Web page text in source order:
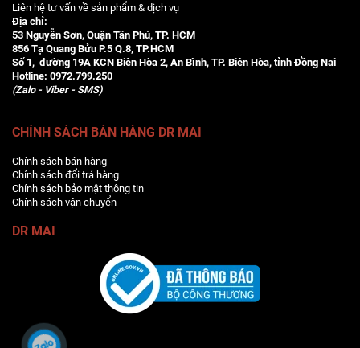
Liên hệ tư vấn về sản phẩm & dịch vụ
Địa chỉ:
53 Nguyễn Sơn, Quận Tân Phú, TP. HCM
856 Tạ Quang Bửu P.5 Q.8, TP.HCM
Số 1, đường 19A KCN Biên Hòa 2, An Bình, TP. Biên Hòa, tỉnh Đồng Nai
Hotline: 0972.799.250
(Zalo - Viber - SMS)
CHÍNH SÁCH BÁN HÀNG DR MAI
Chính sách bán hàng
Chính sách đổi trả hàng
Chính sách bảo mật thông tin
Chính sách vận chuyển
DR MAI